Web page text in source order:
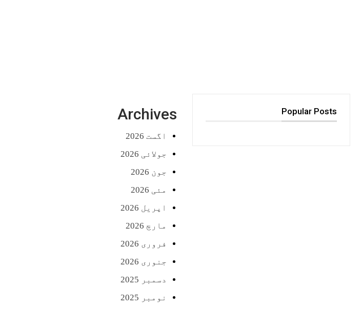
Popular Posts
Archives
اگست 2026
جولائی 2026
جون 2026
مئی 2026
اپریل 2026
مارچ 2026
فروری 2026
جنوری 2026
دسمبر 2025
نومبر 2025